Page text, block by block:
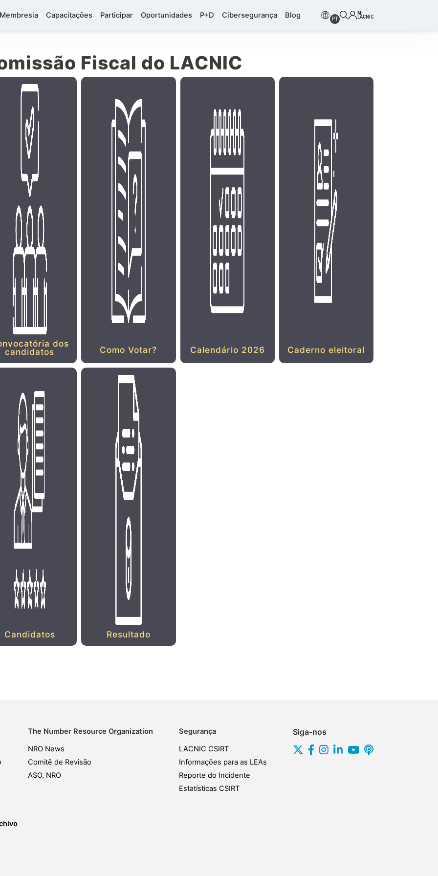
Membresia Capacitações Participar Oportunidades P+D Cibersegurança Blog PT
Mi
LACNIC
Fiscal do LACNIC
dos
candidatos
Como Votar? Calendário 2026 Caderno eleitoral
Candidatos Resultado
The Number Resource Organization
NRO News
Comitê de Revisão
ASO, NRO
Segurança
LACNIC CSIRT
Informações para as LEAs
Reporte do Incidente
Estatísticas CSIRT
Siga-nos